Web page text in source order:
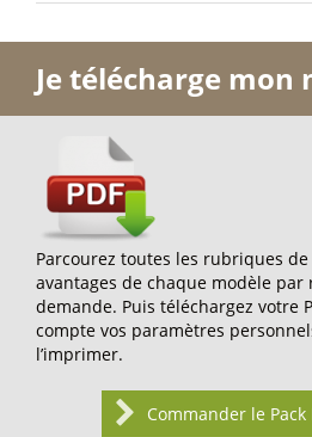
Je télécharge mon
Parcourez toutes les rubriques de
avantages de chaque modèle
demande. Puis téléchargez votre
compte vos paramètres
l’imprimer.
Commander le Pack